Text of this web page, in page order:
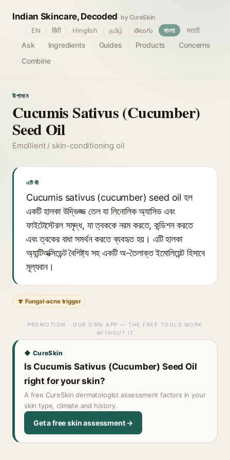
Indian Skincare, Decoded by CureSkin
Ask Ingredients Guides Products
Concerns
Combine
EN हिंदी Hinglish தமிழ் తెలుగు বাংলা मराठी
উপাদান
Cucumis Sativus (Cucumber)
Seed Oil
Emollient / skin-conditioning oil
এটি কী
Cucumis sativus (cucumber) seed oil হল
একটি হালকা উদ্ভিজ্জ তেল যা লিনোলিক অ্যাসিড এবং
ফাইটোস্টেরল সমৃদ্ধ, যা ত্বককে নরম করতে, কন্ডিশন করতে
এবং ত্বকের বাধা সমর্থন করতে ব্যবহৃত হয়। এটি হালকা
অ্যান্টিঅক্সিডেন্ট বৈশিষ্ট্য সহ একটি অ-তৈলাক্ত ইমোলিয়েন্ট হিসাবে
মূল্যবান।
🍄 Fungal-acne trigger
PROMOTION · OUR OWN APP — THE FREE TOOLS WORK
WITHOUT IT
◆ CureSkin
Is Cucumis Sativus (Cucumber) Seed Oil
right for your skin?
A free CureSkin dermatologist assessment factors in your
skin type, climate and history.
Get a free skin assessment →